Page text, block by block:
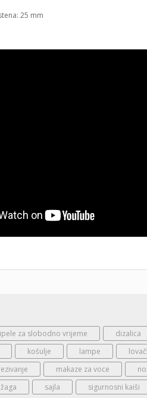
25 mm
za slobodno vrijeme dizalica
košulje lampe
makaze za voce
sajla sigurnosni kaiši